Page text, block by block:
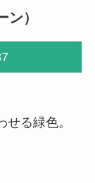
ン）
せる緑色。